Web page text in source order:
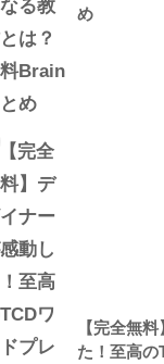
め
【完全無
た！至高の